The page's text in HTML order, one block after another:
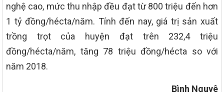
nghệ cao, mức thu nhập đều đạt từ 800 triệu đến hơn
1 tỷ đồng/hécta/năm. Tính đến nay, giá trị sản xuất
trồng trọt của huyện đạt trên 232,4 triệu
đồng/hécta/năm, tăng 78 triệu đồng/hécta so với
năm 2018.
Bình Nguyê